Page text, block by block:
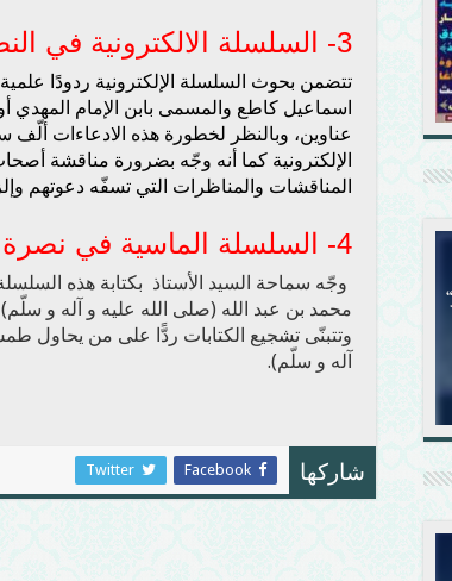
3- السلسلة الالكترونية في
تتضمن بحوث السلسلة الإلكترونية ردودًا
اسماعيل كاطع والمسمى بابن الإمام المهدي
عناوين، وبالنظر لخطورة هذه الادعاءات
الإلكترونية كما أنه وجّه بضرورة مناقشة
المناقشات والمناظرات التي تسفّه دعوتهم
4- السلسلة الماسية في
وجّه سماحة السيد الأستاذ بكتابة هذه
محمد بن عبد الله (صلى الله عليه و آله و
وتتبنّى تشجيع الكتابات ردًّا على من يحاول
آله و سلّم).
شاركها Facebook
Twitter